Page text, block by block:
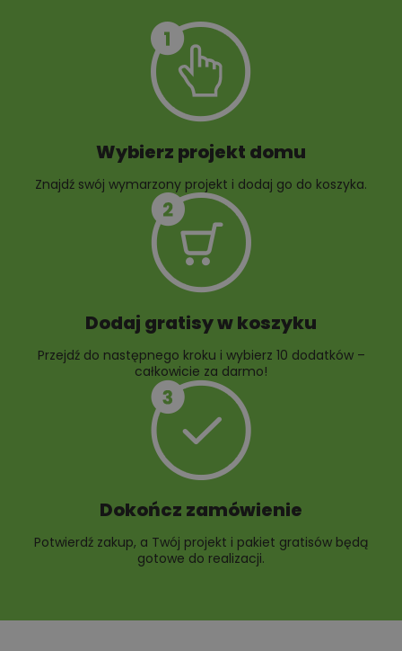
10 projektów małej
10 projektów rabat
Wybierz projekt domu
Znajdź swój wymarzony projekt i dodaj go do koszyka.
Dodaj gratisy w koszyku
Przejdź do następnego kroku i wybierz 10 dodatków –
całkowicie za darmo!
Dokończ zamówienie
Potwierdź zakup, a Twój projekt i pakiet gratisów będą
gotowe do realizacji.